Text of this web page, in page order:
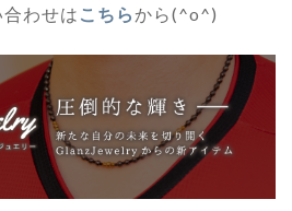
わせは こちらから(^o^)